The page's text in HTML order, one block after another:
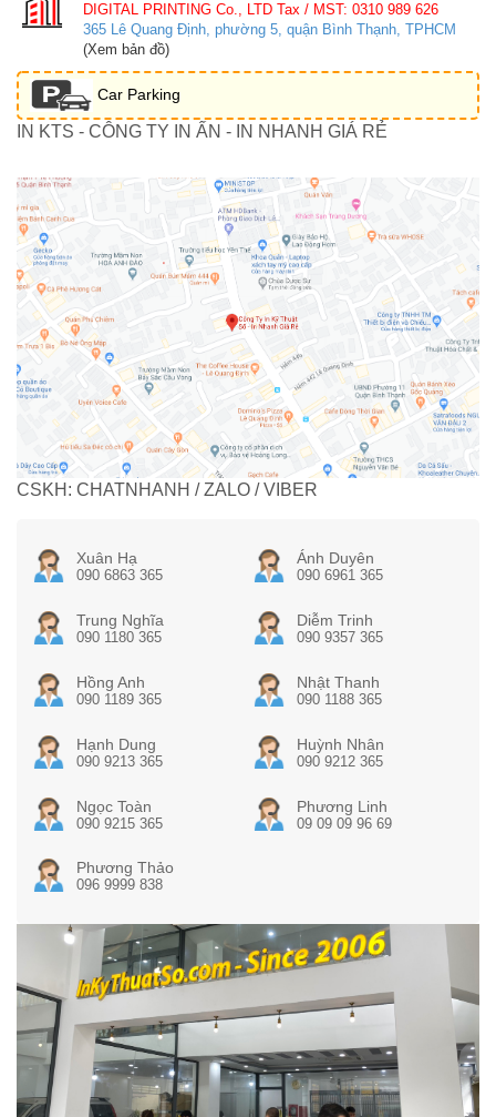
DIGITAL PRINTING Co., LTD Tax / MST: 0310 989 626
365 Lê Quang Định, phường 5, quận Bình Thạnh, TPHCM
(Xem bản đồ)
Car Parking
IN KTS - CÔNG TY IN ẤN - IN NHANH GIÁ RẺ
CSKH: CHATNHANH / ZALO / VIBER
Xuân Hạ
090 6863 365
Ánh Duyên
090 6961 365
Trung Nghĩa
090 1180 365
Diễm Trinh
090 9357 365
Hồng Anh
090 1189 365
Nhật Thanh
090 1188 365
Hạnh Dung
090 9213 365
Huỳnh Nhân
090 9212 365
Ngọc Toàn
090 9215 365
Phương Linh
09 09 09 96 69
Phương Thảo
096 9999 838